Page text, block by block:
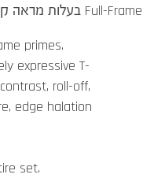
Full-Frame בעלות מראה קולנועי.
primes.
expressive T-
roll-off,
edge halation
set.